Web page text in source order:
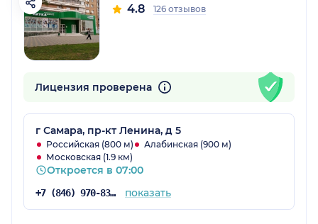
4.8 126 отзывов
Лицензия проверена
г Самара, пр-кт Ленина, д 5
Российская (800 м)
Алабинская (900 м)
Московская (1.9 км)
Откроется в 07:00
+7 (846) 970-83-08 показать